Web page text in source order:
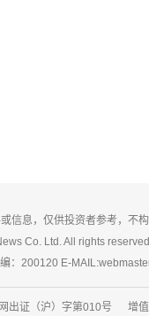
信息，仅供投资者参考，不构
Co. Ltd. All rights
：200120 E-
出证（沪）字第010号 增值